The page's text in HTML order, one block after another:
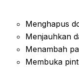
Menghapus
Menjauhkan
Menambah
Membuka